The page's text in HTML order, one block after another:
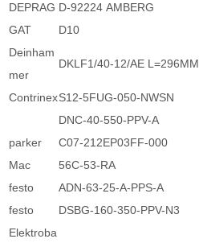
DEPRAG D-92224 AMBERG
GAT
D10
Deinham
mer
DKLF1/40-12/AE L=296MM
ContrinexS12-5FUG-050-NWSN
DNC-40-550-PPV-A
parker
C07-212EP03FF-000
Mac
56C-53-RA
festo
ADN-63-25-A-PPS-A
festo
DSBG-160-350-PPV-N3
Elektroba